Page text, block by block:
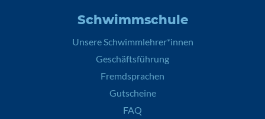
Schwimmschule
Unsere Schwimmlehrer*innen
Geschäftsführung
Fremdsprachen
Gutscheine
FAQ